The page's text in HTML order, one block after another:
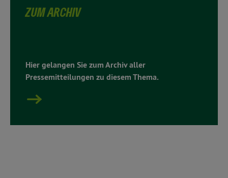
ZUM ARCHIV
Hier gelangen Sie zum Archiv aller
Pressemitteilungen zu diesem Thema.